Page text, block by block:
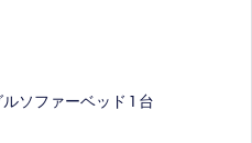
ソファーベッド 1 台